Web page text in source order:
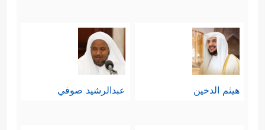
هيثم الدخين عبدالرشيد صوفي